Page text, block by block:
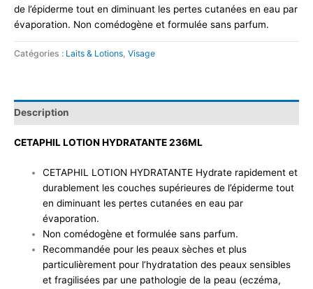
de l’épiderme tout en diminuant les pertes cutanées en eau par
évaporation. Non comédogène et formulée sans parfum.
Catégories : Laits & Lotions, Visage
Description
CETAPHIL LOTION HYDRATANTE 236ML
CETAPHIL LOTION HYDRATANTE Hydrate rapidement et
durablement les couches supérieures de l’épiderme tout
en diminuant les pertes cutanées en eau par
évaporation.
Non comédogène et formulée sans parfum.
Recommandée pour les peaux sèches et plus
particulièrement pour l’hydratation des peaux sensibles
et fragilisées par une pathologie de la peau (eczéma,